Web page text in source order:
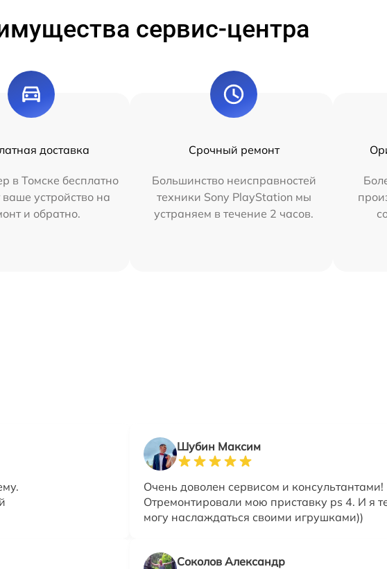
сервис-центра
доставка
в Томске бесплатно
ваше устройство на
и обратно.
Срочный ремонт
Большинство неисправностей
техники Sony PlayStation мы
устраняем в течение 2 часов.
Шубин Максим
Очень доволен сервисом и консультантами!
Отремонтировали мою приставку ps 4. И я
могу наслаждаться своими игрушками))
Соколов Александр